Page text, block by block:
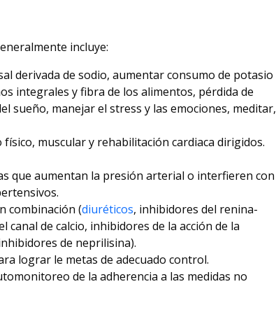
incluye:
derivada de sodio, aumentar consumo de potasio
integrales y fibra de los alimentos, pérdida de
sueño, manejar el stress y las emociones, meditar,
muscular y rehabilitación cardiaca dirigidos.
que aumentan la presión arterial o interfieren con
combinación (diuréticos, inhibidores del renina-
de calcio, inhibidores de la acción de la
de neprilisina).
lograr le metas de adecuado control.
de la adherencia a las medidas no